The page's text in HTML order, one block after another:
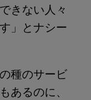
きない人々
」とナシー
種のサービ
あるのに、